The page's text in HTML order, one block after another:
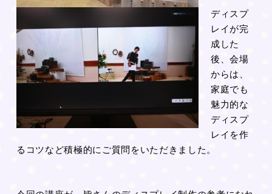
ディスプ
レイが完
成した
後、会場
からは、
家庭でも
魅力的な
ディスプ
レイを作
るコツなど積極的にご質問をいただきました。